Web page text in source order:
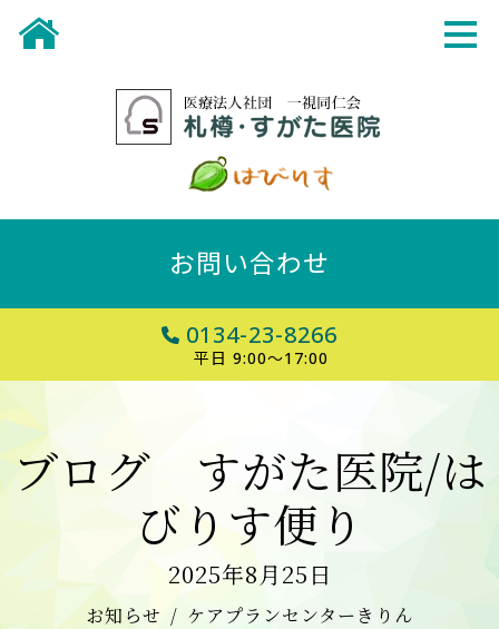
お問い合わせ
0134-23-8266
平日 9:00～17:00
ブログ すがた医院/は
びりす便り
2025年8月25日
お知らせ
ケアプランセンターきりん